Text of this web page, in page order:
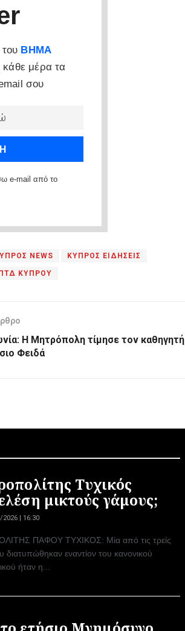
ΒΗΜΑ
κάθε μέρα τα
σου
e-mail από το
NEWS ΚΥΠΡΟΣ ΕΙΔΗΣΕΙΣ
ΚΥΠΡΟΥ
Η Μητρόπολη τίμησε τον καθηγητή
Φειδά
Τυχικός
μικτούς γάμους;
| 16:30
ΠΑΦΟΥ ΤΥΧΙΚΟΣ: Μία από τις τρείς
διατυπώθηκαν εναντίον του κανονικού
ήταν η...